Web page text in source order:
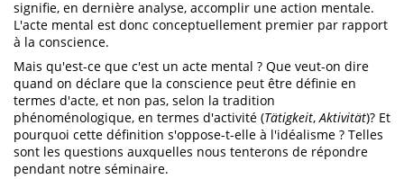
signifie, en dernière analyse, accomplir une action mentale.
L'acte mental est donc conceptuellement premier par rapport
à la conscience.
Mais qu'est-ce que c'est un acte mental ? Que veut-on dire
quand on déclare que la conscience peut être définie en
termes d'acte, et non pas, selon la tradition
phénoménologique, en termes d'activité (Tätigkeit,Aktivität)? Et
pourquoi cette définition s'oppose-t-elle à l'idéalisme ? Telles
sont les questions auxquelles nous tenterons de répondre
pendant notre séminaire.